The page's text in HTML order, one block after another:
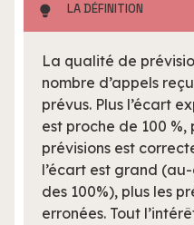
LA DÉFINITION
La qualité de
nombre d’appels
prévus. Plus l’écart
est proche de 100
prévisions est
l’écart est grand
des 100%), plus les
erronées. Tout